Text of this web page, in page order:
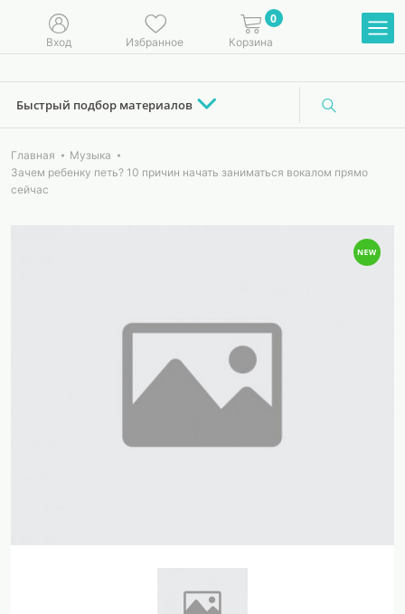
Вход Избранное
0
Корзина
Быстрый подбор материалов
Главная
Музыка
Зачем ребенку петь? 10 причин начать заниматься вокалом прямо
сейчас